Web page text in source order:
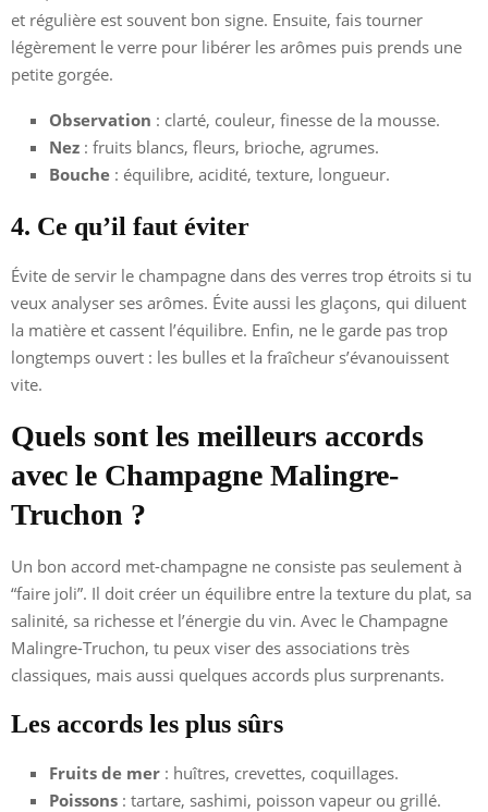
et régulière est souvent bon signe. Ensuite, fais tourner
légèrement le verre pour libérer les arômes puis prends une
petite gorgée.
Observation : clarté, couleur, finesse de la mousse.
Nez : fruits blancs, fleurs, brioche, agrumes.
Bouche : équilibre, acidité, texture, longueur.
4. Ce qu’il faut éviter
Évite de servir le champagne dans des verres trop étroits si tu
veux analyser ses arômes. Évite aussi les glaçons, qui diluent
la matière et cassent l’équilibre. Enfin, ne le garde pas trop
longtemps ouvert : les bulles et la fraîcheur s’évanouissent
vite.
Quels sont les meilleurs accords
avec le Champagne Malingre-
Truchon ?
Un bon accord met-champagne ne consiste pas seulement à
“faire joli”. Il doit créer un équilibre entre la texture du plat, sa
salinité, sa richesse et l’énergie du vin. Avec le Champagne
Malingre-Truchon, tu peux viser des associations très
classiques, mais aussi quelques accords plus surprenants.
Les accords les plus sûrs
Fruits de mer : huîtres, crevettes, coquillages.
Poissons : tartare, sashimi, poisson vapeur ou grillé.